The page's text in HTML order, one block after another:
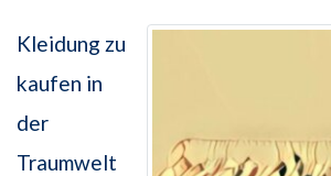
Kleidung zu
kaufen in
der
Traumwelt